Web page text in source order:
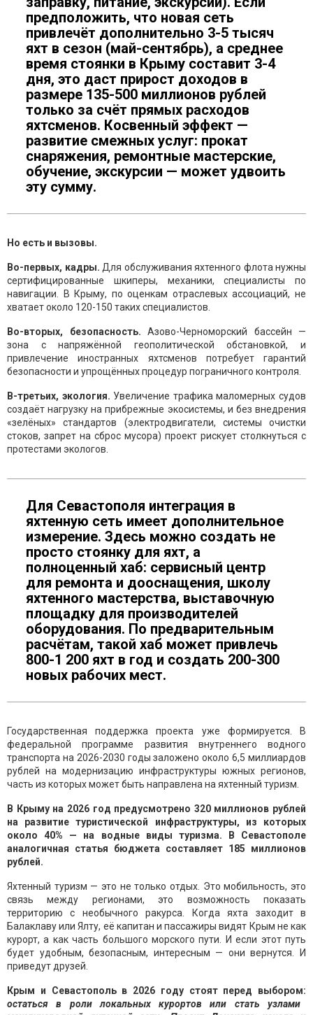
предположить, что новая сеть
привлечёт дополнительно 3-5 тысяч
яхт в сезон (май-сентябрь), а среднее
время стоянки в Крыму составит 3-4
дня, это даст прирост доходов в
размере 135-500 миллионов рублей
только за счёт прямых расходов
яхтсменов. Косвенный эффект —
развитие смежных услуг: прокат
снаряжения, ремонтные мастерские,
обучение, экскурсии — может удвоить
эту сумму.
Но есть и вызовы.
Во-первых, кадры. Для обслуживания яхтенного флота нужны
сертифицированные шкиперы, механики, специалисты по
навигации. В Крыму, по оценкам отраслевых ассоциаций, не
хватает около 120-150 таких специалистов.
Во-вторых, безопасность. Азово-Черноморский бассейн —
зона с напряжённой геополитической обстановкой, и
привлечение иностранных яхтсменов потребует гарантий
безопасности и упрощённых процедур пограничного контроля.
В-третьих, экология. Увеличение трафика маломерных судов
создаёт нагрузку на прибрежные экосистемы, и без внедрения
«зелёных» стандартов (электродвигатели, системы очистки
стоков, запрет на сброс мусора) проект рискует столкнуться с
протестами экологов.
Для Севастополя интеграция в
яхтенную сеть имеет дополнительное
измерение. Здесь можно создать не
просто стоянку для яхт, а
полноценный хаб: сервисный центр
для ремонта и дооснащения, школу
яхтенного мастерства, выставочную
площадку для производителей
оборудования. По предварительным
расчётам, такой хаб может привлечь
800-1 200 яхт в год и создать 200-300
новых рабочих мест.
Государственная поддержка проекта уже формируется. В
федеральной программе развития внутреннего водного
транспорта на 2026-2030 годы заложено около 6,5 миллиардов
рублей на модернизацию инфраструктуры южных регионов,
часть из которых может быть направлена на яхтенный туризм.
В Крыму на 2026 год предусмотрено 320 миллионов рублей
на развитие туристической инфраструктуры, из которых
около 40% — на водные виды туризма. В Севастополе
аналогичная статья бюджета составляет 185 миллионов
рублей.
Яхтенный туризм — это не только отдых. Это мобильность, это
связь между регионами, это возможность показать
территорию с необычного ракурса. Когда яхта заходит в
Балаклаву или Ялту, её капитан и пассажиры видят Крым не как
курорт, а как часть большого морского пути. И если этот путь
будет удобным, безопасным, интересным — они вернутся. И
приведут друзей.
Крым и Севастополь в 2026 году стоят перед выбором:
остаться в роли локальных курортов или стать узлами